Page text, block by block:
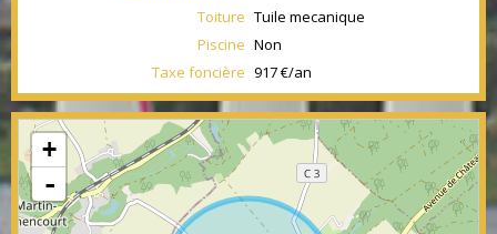
Toiture Tuile mecanique
Piscine Non
Taxe foncière 917 €/an
+
-